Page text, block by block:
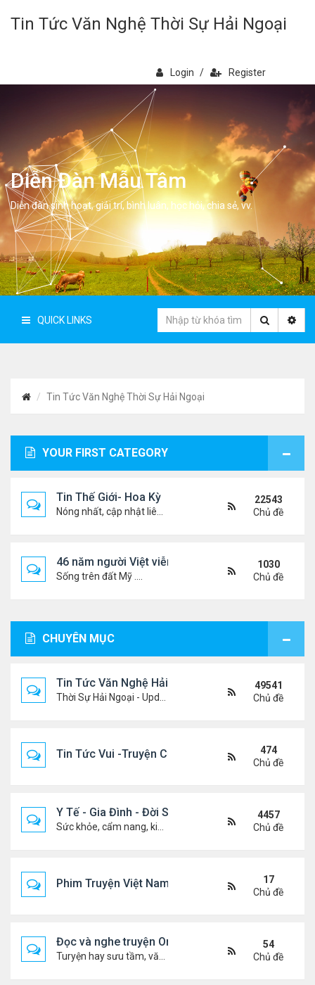
Tin Tức Văn Nghệ Thời Sự Hải Ngoại
Login / Register
Diễn Đàn Mẫu Tâm
Diễn đàn sinh hoạt, giải trí, bình luân, học hỏi, chia sẻ, vv.
QUICK LINKS
Tin Tức Văn Nghệ Thời Sự Hải Ngoại
YOUR FIRST CATEGORY
Tin Thế Giới- Hoa Kỳ
22543
Chủ đề
46 năm người Việt viễn xứ
Sống trên đất Mỹ ....
1030
Chủ đề
CHUYÊN MỤC
Tin Tức Văn Nghệ Hải Ngoại
49541
Chủ đề
Tin Tức Vui -Truyện Cười- Video Hài
474
Chủ đề
Y Tế - Gia Đình - Đời Sống
4457
Chủ đề
Phim Truyện Việt Nam Online
17
Chủ đề
Đọc và nghe truyện Online
54
Chủ đề